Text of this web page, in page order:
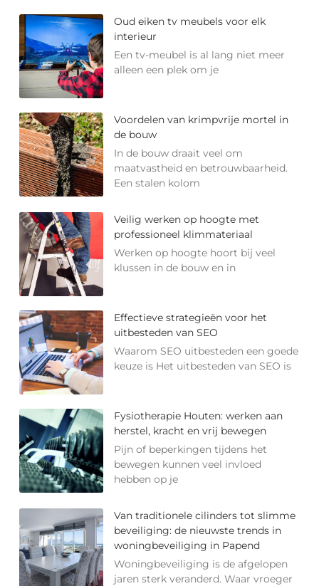
Oud eiken tv meubels voor elk
interieur
Een tv-meubel is al lang niet meer
alleen een plek om je
Voordelen van krimpvrije mortel in
de bouw
In de bouw draait veel om
maatvastheid en betrouwbaarheid.
Een stalen kolom
Veilig werken op hoogte met
professioneel klimmateriaal
Werken op hoogte hoort bij veel
klussen in de bouw en in
Effectieve strategieën voor het
uitbesteden van SEO
Waarom SEO uitbesteden een goede
keuze is Het uitbesteden van SEO is
Fysiotherapie Houten: werken aan
herstel, kracht en vrij bewegen
Pijn of beperkingen tijdens het
bewegen kunnen veel invloed
hebben op je
Van traditionele cilinders tot slimme
beveiliging: de nieuwste trends in
woningbeveiliging in Papend
Woningbeveiliging is de afgelopen
jaren sterk veranderd. Waar vroeger